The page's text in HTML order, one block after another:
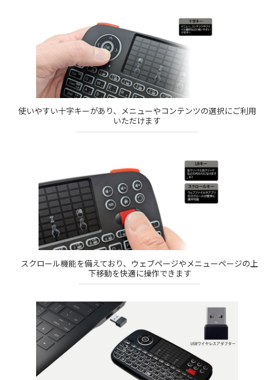
使いやすい十字キーがあり、メニューやコンテンツの選択にご利用
いただけます
スクロール機能を備えており、ウェブページやメニューページの上
下移動を快適に操作できます